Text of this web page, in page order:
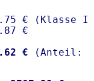
€ (Klasse I)
€
€